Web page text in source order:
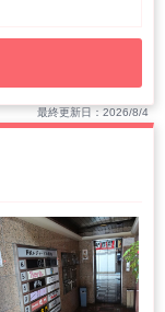
最終更新日：2026/8/4